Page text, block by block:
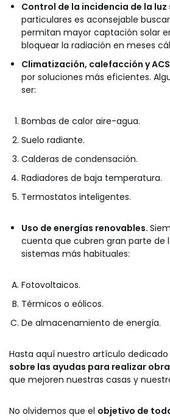
Control de la incidencia de la luz
particulares es aconsejable
permitan mayor captación solar
bloquear la radiación en meses
Climatización, calefacción y
por soluciones más eficientes.
ser:
Bombas de calor aire-agua.
Suelo radiante.
Calderas de condensación.
Radiadores de baja temperatura.
Termostatos inteligentes.
Uso de energías renovables.
cuenta que cubren gran parte de
sistemas más habituales:
Fotovoltaicos.
Térmicos o eólicos.
De almacenamiento de energía.
Hasta aquí nuestro artículo dedicado
sobre las ayudas para realizar
que mejoren nuestras casas y
No olvidemos que el objetivo de